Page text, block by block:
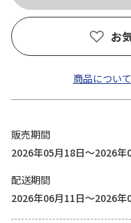
お
商品につい
販売期間
2026年05月18日～2026年
配送期間
2026年06月11日～2026年